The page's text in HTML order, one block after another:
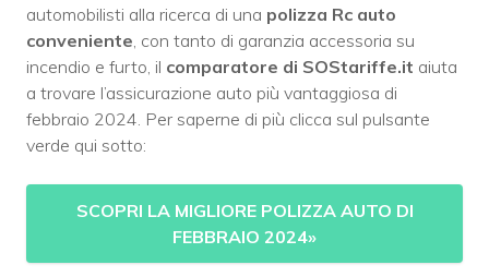
automobilisti alla ricerca di una polizza Rc auto
conveniente , con tanto di garanzia accessoria su
incendio e furto, il comparatore di SOStariffe.it aiuta
a trovare l’assicurazione auto più vantaggiosa di
febbraio 2024. Per saperne di più clicca sul pulsante
verde qui sotto:
SCOPRI LA MIGLIORE POLIZZA AUTO DI
FEBBRAIO 2024»